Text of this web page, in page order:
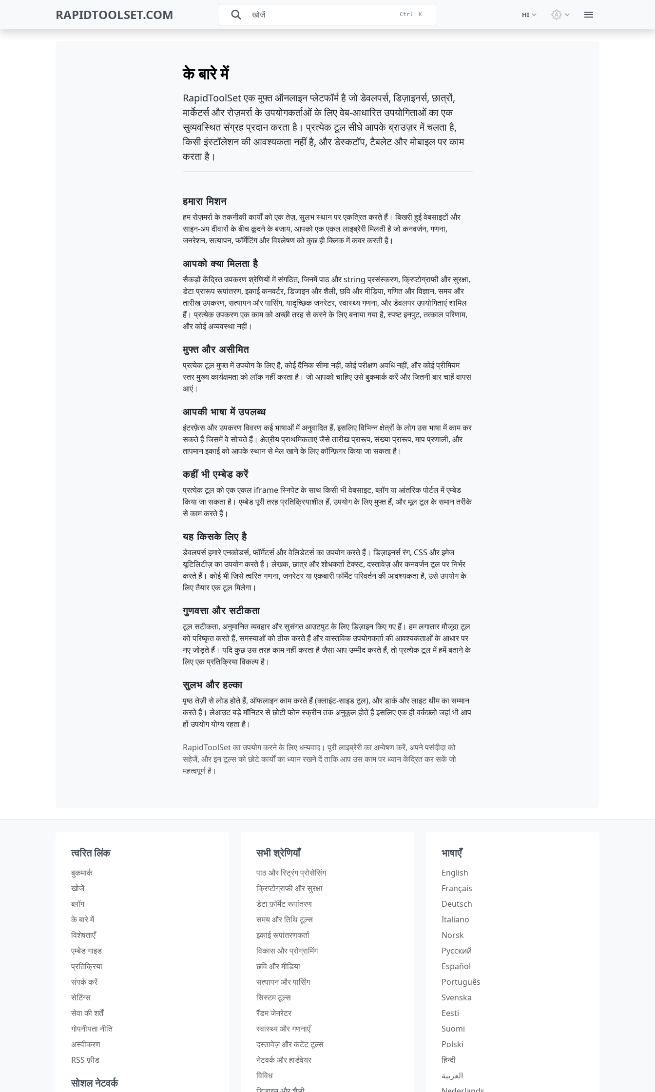
RAPIDTOOLSET.COM Ctrl K HI थीम बदलें: सिस्टम थीम
के बारे में
RapidToolSet एक मुफ्त ऑनलाइन प्लेटफॉर्म है जो डेवलपर्स, डिज़ाइनर्स, छात्रों,
मार्केटर्स और रोज़मर्रा के उपयोगकर्ताओं के लिए वेब-आधारित उपयोगिताओं का एक
सुव्यवस्थित संग्रह प्रदान करता है। प्रत्येक टूल सीधे आपके ब्राउज़र में चलता है,
किसी इंस्टॉलेशन की आवश्यकता नहीं है, और डेस्कटॉप, टैबलेट और मोबाइल पर काम
करता है।
हमारा मिशन
हम रोज़मर्रा के तकनीकी कार्यों को एक तेज़, सुलभ स्थान पर एकत्रित करते हैं। बिखरी हुई वेबसाइटों और
साइन-अप दीवारों के बीच कूदने के बजाय, आपको एक एकल लाइब्रेरी मिलती है जो कनवर्जन, गणना,
जनरेशन, सत्यापन, फॉर्मेटिंग और विश्लेषण को कुछ ही क्लिक में कवर करती है।
आपको क्या मिलता है
सैकड़ों केंद्रित उपकरण श्रेणियों में संगठित, जिनमें पाठ और string प्रसंस्करण, क्रिप्टोग्राफी और सुरक्षा,
डेटा प्रारूप रूपांतरण, इकाई कनवर्टर, डिजाइन और शैली, छवि और मीडिया, गणित और विज्ञान, समय और
तारीख उपकरण, सत्यापन और पार्सिंग, यादृच्छिक जनरेटर, स्वास्थ्य गणना, और डेवलपर उपयोगिताएं शामिल
हैं। प्रत्येक उपकरण एक काम को अच्छी तरह से करने के लिए बनाया गया है, स्पष्ट इनपुट, तत्काल परिणाम,
और कोई अव्यवस्था नहीं।
मुफ्त और असीमित
प्रत्येक टूल मुफ्त में उपयोग के लिए है, कोई दैनिक सीमा नहीं, कोई परीक्षण अवधि नहीं, और कोई प्रीमियम
स्तर मुख्य कार्यक्षमता को लॉक नहीं करता है। जो आपको चाहिए उसे बुकमार्क करें और जितनी बार चाहें वापस
आएं।
आपकी भाषा में उपलब्ध
इंटरफ़ेस और उपकरण विवरण कई भाषाओं में अनुवादित हैं, इसलिए विभिन्न क्षेत्रों के लोग उस भाषा में काम कर
सकते हैं जिसमें वे सोचते हैं। क्षेत्रीय प्राथमिकताएं जैसे तारीख प्रारूप, संख्या प्रारूप, माप प्रणाली, और
तापमान इकाई को आपके स्थान से मेल खाने के लिए कॉन्फ़िगर किया जा सकता है।
कहीं भी एम्बेड करें
प्रत्येक टूल को एक एकल iframe स्निपेट के साथ किसी भी वेबसाइट, ब्लॉग या आंतरिक पोर्टल में एम्बेड
किया जा सकता है। एम्बेड पूरी तरह प्रतिक्रियाशील हैं, उपयोग के लिए मुफ्त हैं, और मूल टूल के समान तरीके
से काम करते हैं।
यह किसके लिए है
डेवलपर्स हमारे एनकोडर्स, फॉर्मेटर्स और वेलिडेटर्स का उपयोग करते हैं। डिज़ाइनर्स रंग, CSS और इमेज
यूटिलिटीज़ का उपयोग करते हैं। लेखक, छात्र और शोधकर्ता टेक्स्ट, दस्तावेज़ और कनवर्जन टूल पर निर्भर
करते हैं। कोई भी जिसे त्वरित गणना, जनरेटर या एकबारी फॉर्मेट परिवर्तन की आवश्यकता है, उसे उपयोग के
लिए तैयार एक टूल मिलेगा।
गुणवत्ता और सटीकता
टूल सटीकता, अनुमानित व्यवहार और सुसंगत आउटपुट के लिए डिज़ाइन किए गए हैं। हम लगातार मौजूदा टूल
को परिष्कृत करते हैं, समस्याओं को ठीक करते हैं और वास्तविक उपयोगकर्ता की आवश्यकताओं के आधार पर
नए जोड़ते हैं। यदि कुछ उस तरह काम नहीं करता है जैसा आप उम्मीद करते हैं, तो प्रत्येक टूल में हमें बताने के
लिए एक प्रतिक्रिया विकल्प है।
सुलभ और हल्का
पृष्ठ तेज़ी से लोड होते हैं, ऑफलाइन काम करते हैं (क्लाइंट-साइड टूल), और डार्क और लाइट थीम का सम्मान
करते हैं। लेआउट बड़े मॉनिटर से छोटी फोन स्क्रीन तक अनुकूल होते हैं इसलिए एक ही वर्कफ़्लो जहां भी आप
हों उपयोग योग्य रहता है।
RapidToolSet का उपयोग करने के लिए धन्यवाद। पूरी लाइब्रेरी का अन्वेषण करें, अपने पसंदीदा को
सहेजें, और इन टूल्स को छोटे कार्यों का ध्यान रखने दें ताकि आप उस काम पर ध्यान केंद्रित कर सकें जो
महत्वपूर्ण है।
त्वरित लिंक
बुकमार्क
खोजें
ब्लॉग
के बारे में
विशेषताएँ
एम्बेड गाइड
प्रतिक्रिया
संपर्क करें
सेटिंग्स
सेवा की शर्तें
गोपनीयता नीति
अस्वीकरण
RSS फ़ीड
सोशल नेटवर्क
सभी श्रेणियाँ
पाठ और स्ट्रिंग प्रोसेसिंग
क्रिप्टोग्राफी और सुरक्षा
डेटा फ़ॉर्मेट रूपांतरण
समय और तिथि टूल्स
इकाई रूपांतरणकर्ता
विकास और प्रोग्रामिंग
छवि और मीडिया
सत्यापन और पार्सिंग
सिस्टम टूल्स
रैंडम जेनरेटर
स्वास्थ्य और गणनाएँ
दस्तावेज़ और कंटेंट टूल्स
नेटवर्क और हार्डवेयर
विविध
भाषाएँ
English
Français
Deutsch
Italiano
Norsk
Русский
Español
Português
Svenska
Eesti
Suomi
Polski
हिन्दी
العربية